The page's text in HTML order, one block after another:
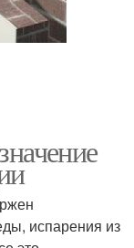
испарения из